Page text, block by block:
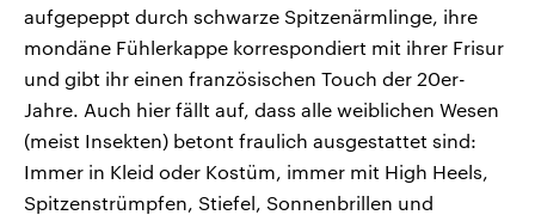
aufgepeppt durch schwarze Spitzenärmlinge, ihre
mondäne Fühlerkappe korrespondiert mit ihrer Frisur
und gibt ihr einen französischen Touch der 20er-
Jahre. Auch hier fällt auf, dass alle weiblichen Wesen
(meist Insekten) betont fraulich ausgestattet sind:
Immer in Kleid oder Kostüm, immer mit High Heels,
Spitzenstrümpfen, Stiefel, Sonnenbrillen und